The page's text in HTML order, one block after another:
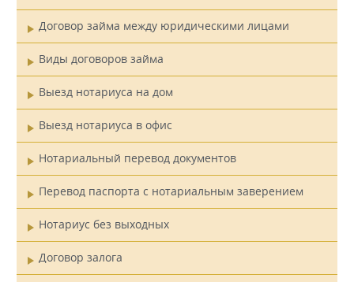
Договор займа между юридическими лицами
Виды договоров займа
Выезд нотариуса на дом
Выезд нотариуса в офис
Нотариальный перевод документов
Перевод паспорта с нотариальным заверением
Нотариус без выходных
Договор залога